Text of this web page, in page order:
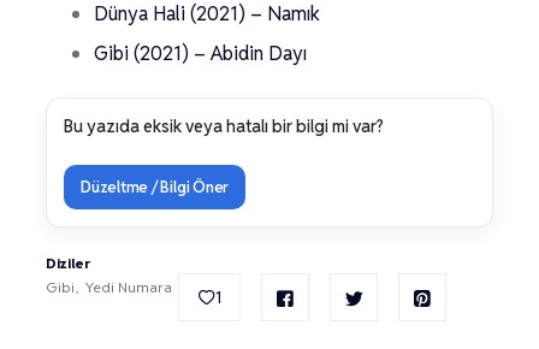
Dünya Hali (2021) – Namık
Gibi (2021) – Abidin Dayı
Bu yazıda eksik veya hatalı bir bilgi mi var?
Düzeltme / Bilgi Öner
Diziler
Gibi
Yedi Numara 1